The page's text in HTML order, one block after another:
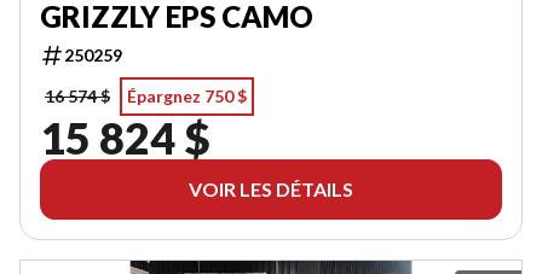
GRIZZLY EPS CAMO
250259
16 574 $
Épargnez 750 $
15 824 $
VOIR LES DÉTAILS